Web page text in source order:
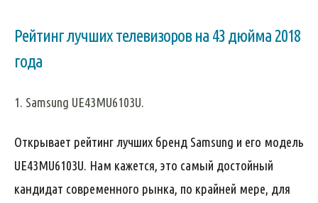
Рейтинг лучших телевизоров на 43 дюйма 2018
года
1. Samsung UE43MU6103U.
Открывает рейтинг лучших бренд Samsung и его модель
UE43MU6103U. Нам кажется, это самый достойный
кандидат современного рынка, по крайней мере, для